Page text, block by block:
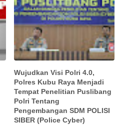
Wujudkan Visi Polri 4.0,
Polres Kubu Raya Menjadi
Tempat Penelitian Puslibang
Polri Tentang
Pengembangan SDM POLISI
SIBER (Police Cyber)